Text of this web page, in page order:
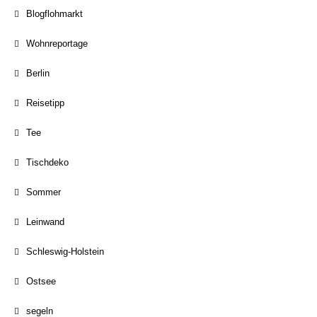
Blogflohmarkt
Wohnreportage
Berlin
Reisetipp
Tee
Tischdeko
Sommer
Leinwand
Schleswig-Holstein
Ostsee
segeln